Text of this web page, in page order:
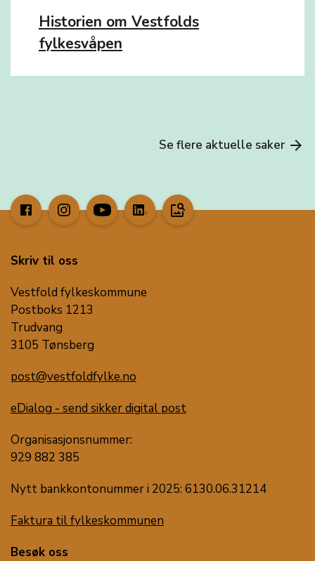
Historien om Vestfolds
fylkesvåpen
Se flere aktuelle saker arrow_forward
image_search
Skriv til oss
Vestfold fylkeskommune
Postboks 1213
Trudvang
3105 Tønsberg
post@vestfoldfylke.no
eDialog - send sikker digital post
Organisasjonsnummer:
929 882 385
Nytt bankkontonummer i 2025: 6130.06.31214
Faktura til fylkeskommunen
Besøk oss